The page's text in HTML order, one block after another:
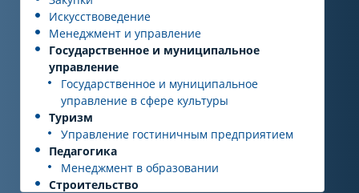
Искусствоведение
Менеджмент и управление
Государственное и муниципальное
управление
Государственное и муниципальное
управление в сфере культуры
Туризм
Управление гостиничным предприятием
Педагогика
Менеджмент в образовании
Строительство